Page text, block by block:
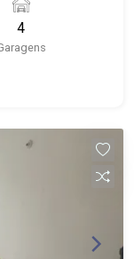
-
Parque
4